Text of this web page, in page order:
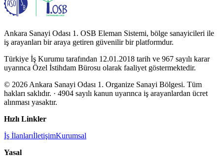
Ankara Sanayi Odası 1. OSB Eleman Sistemi, bölge sanayicileri ile
iş arayanları bir araya getiren güvenilir bir platformdur.
Türkiye İş Kurumu tarafından 12.01.2018 tarih ve 967 sayılı karar
uyarınca Özel İstihdam Bürosu olarak faaliyet göstermektedir.
© 2026 Ankara Sanayi Odası 1. Organize Sanayi Bölgesi. Tüm
hakları saklıdır. · 4904 sayılı kanun uyarınca iş arayanlardan ücret
alınması yasaktır.
Hızlı Linkler
İş İlanlarıİletişimKurumsal
Yasal